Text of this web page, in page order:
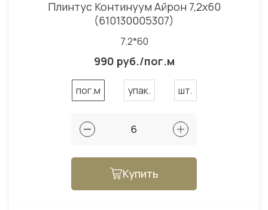
Плинтус Континуум Айрон 7,2x60
(610130005307)
7.2*60
990 руб./пог.м
пог.м упак. шт.
Купить